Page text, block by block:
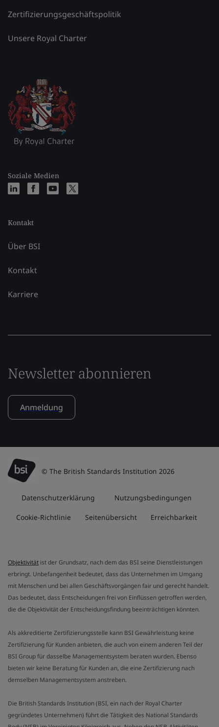
Zertifizierungsgeschäftspolitik
Unsere Royal Charter
Soziale Medien
Kontakt
Über BSI
Kontakt
Karriere
Newsletter abonnieren
Anmeldung
© The British Standards Institution 2026
Datenschutzerklärung Nutzungsbedingungen
Cookie-Richtlinie Seitenübersicht Erreichbarkeit
Objektivität ist der Grundsatz, nach dem das BSI seine Dienstleistungen
erbringt. Unbefangenheit bedeutet, dass das Unternehmen im Umgang
mit Menschen und bei allen Geschäftsvorgängen fair und gerecht handelt.
Das bedeutet, dass Entscheidungen frei von Einflüssen getroffen werden,
die die Objektivität der Entscheidungsfindung beeinträchtigen könnten.
Als akkreditierte Zertifizierungsstelle kann BSI Gewährleistung keine
Zertifizierung für Kunden anbieten, die auch von einem anderen Teil der
BSI Group für dasselbe Managementsystem beraten wurden. Ebenso
bieten wir keine Beratung für Kunden an, die eine Zertifizierung nach
demselben Managementsystem anstreben.
Die British Standards Institution (BSI, ein nach der Royal Charter
gegründetes Unternehmen) führt die Tätigkeit des National Standards